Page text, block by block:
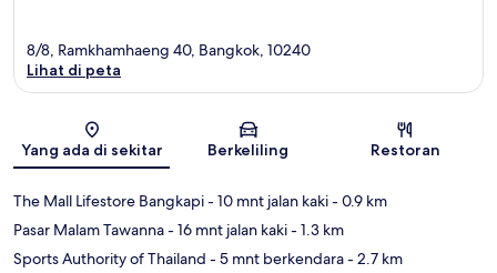
Peta
8/8, Ramkhamhaeng 40, Bangkok, 10240
Lihat di peta
Yang ada di sekitar Berkeliling Restoran
The Mall Lifestore Bangkapi- 10 mnt jalan kaki- 0.9 km
Pasar Malam Tawanna- 16 mnt jalan kaki- 1.3 km
Sports Authority of Thailand - 5 mnt berkendara- 2.7 km